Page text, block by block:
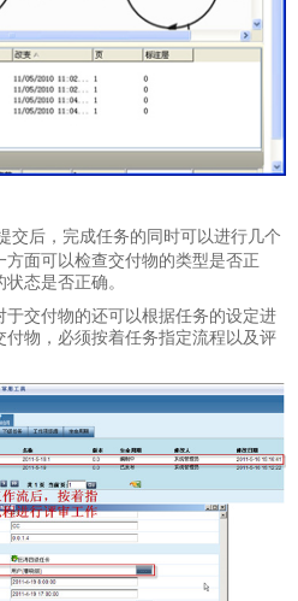
交后，完成任务的同时可以进行几个
面可以检查交付物的类型是否正
态是否正确。
于交付物的还可以根据任务的设定进
物，必须按着任务指定流程以及评